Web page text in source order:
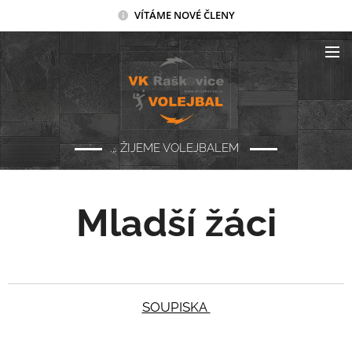
VÍTÁME NOVÉ ČLENY
... ŽIJEME VOLEJBALEM
Mladší žáci
SOUPISKA